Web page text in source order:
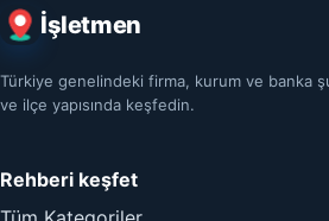
İşletmen
Türkiye genelindeki firma, kurum ve banka
ve ilçe yapısında keşfedin.
Rehberi keşfet